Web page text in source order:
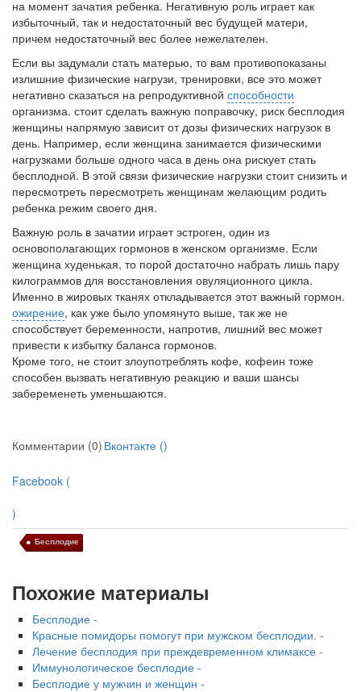
больничной палате
бесплатно, в течении всего срока лечения...
на момент зачатия ребенка. Негативную роль играет как
избыточный, так и недостаточный вес будущей матери,
причем недостаточный вес более нежелателен.
Если вы задумали стать матерью, то вам противопоказаны
излишние физические нагрузи, тренировки, все это может
негативно сказаться на репродуктивной способности
организма. стоит сделать важную поправочку, риск бесплодия
женщины напрямую зависит от дозы физических нагрузок в
день. Например, если женщина занимается физическими
нагрузками больше одного часа в день она рискует стать
бесплодной. В этой связи физические нагрузки стоит снизить и
пересмотреть пересмотреть женщинам желающим родить
ребенка режим своего дня.
Важную роль в зачатии играет эстроген, один из
основополагающих гормонов в женском организме. Если
женщина худенькая, то порой достаточно набрать лишь пару
килограммов для восстановления овуляционного цикла.
Именно в жировых тканях откладывается этот важный гормон.
ожирение, как уже было упомянуто выше, так же не
способствует беременности, напротив, лишний вес может
привести к избытку баланса гормонов.
Кроме того, не стоит злоупотреблять кофе, кофеин тоже
способен вызвать негативную реакцию и ваши шансы
забеременеть уменьшаются.
Комментарии (0) Вконтакте ()
Facebook (
)
Бесплодие
Похожие материалы
Бесплодие -
Красные помидоры помогут при мужском бесплодии. -
Лечение бесплодия при преждевременном климаксе -
Иммунологическое бесплодие -
Бесплодие у мужчин и женщин -